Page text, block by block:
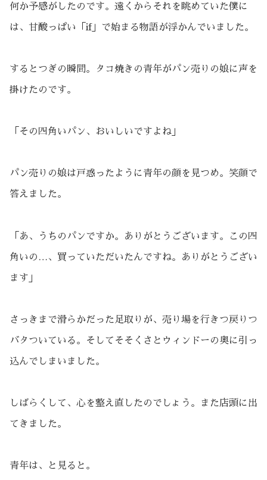
何か予感がしたのです。遠くからそれを眺めていた僕に
は、甘酸っぱい「if」で始まる物語が浮かんでいました。
するとつぎの瞬間。タコ焼きの青年がパン売りの娘に声を
掛けたのです。
「その四角いパン、おいしいですよね」
パン売りの娘は戸惑ったように青年の顔を見つめ。笑顔で
答えました。
「あ、うちのパンですか。ありがとうございます。この四
角いの…、買っていただいたんですね。ありがとうござい
ます」
さっきまで滑らかだった足取りが、売り場を行きつ戻りつ
バタついている。そしてそそくさとウィンドーの奥に引っ
込んでしまいました。
しばらくして、心を整え直したのでしょう。また店頭に出
てきました。
青年は、と見ると。